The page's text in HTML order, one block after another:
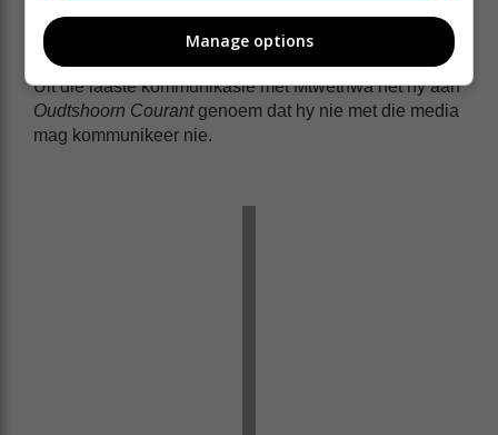
personeel, onderhewig aan beskikbare fondse.
Uit die laaste kommunikasie met Mtwethwa het hy aan
Oudtshoorn Courantgenoem dat hy nie met die media
mag kommunikeer nie.
Manage options